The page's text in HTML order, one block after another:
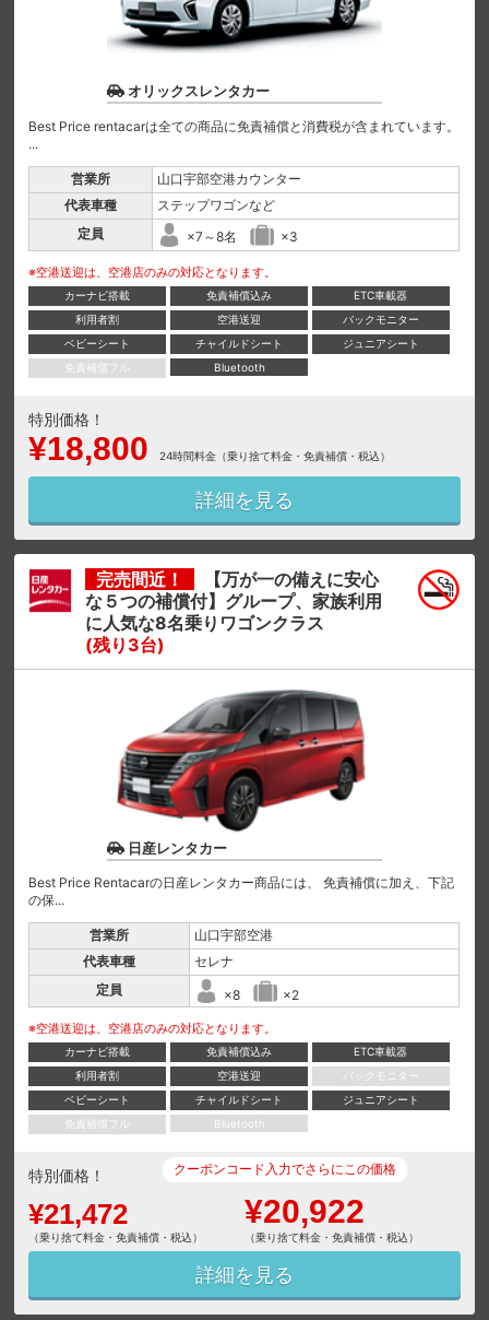
オリックスレンタカー
Best Price rentacarは全ての商品に免責補償と消費税が含まれています。
...
営業所
山口宇部空港カウンター
代表車種
ステップワゴンなど
定員
×7～8名 ×3
※空港送迎は、空港店のみの対応となります。
カーナビ搭載 免責補償込み
ETC車載器
利用者割
空港送迎
バックモニター
ベビーシート
チャイルドシート
ジュニアシート
免責補償フル
Bluetooth
特別価格！
¥18,800 24時間料金（乗り捨て料金・免責補償・税込）
詳細を見る
完売間近！
【万が一の備えに安心
な５つの補償付】グループ、家族利用
に人気な8名乗りワゴンクラス
(残り3台)
日産レンタカー
Best Price Rentacarの日産レンタカー商品には、 免責補償に加え、下記
の保...
営業所
山口宇部空港
代表車種
セレナ
定員
×8 ×2
※空港送迎は、空港店のみの対応となります。
カーナビ搭載 免責補償込み
ETC車載器
利用者割
空港送迎
バックモニター
ベビーシート
チャイルドシート
ジュニアシート
免責補償フル
Bluetooth
特別価格！
¥21,472
（乗り捨て料金・免責補償・税込）
クーポンコード入力でさらにこの価格
¥20,922
（乗り捨て料金・免責補償・税込）
詳細を見る